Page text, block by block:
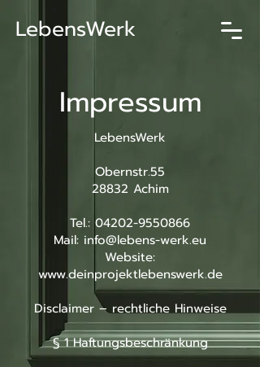
LebensWerk
Impressum
LebensWerk
Obernstr.55
28832 Achim
Tel.: 04202-9550866
Mail: info@lebens-werk.eu
Website:
www.deinprojektlebenswerk.de
Disclaimer – rechtliche Hinweise
§ 1 Haftungsbeschränkung